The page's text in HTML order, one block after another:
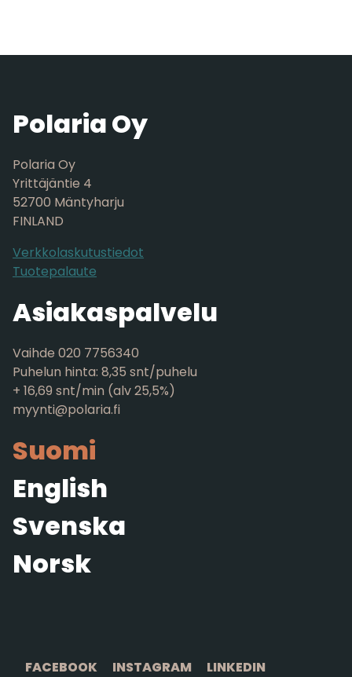
Polaria Oy
Polaria Oy
Yrittäjäntie 4
52700 Mäntyharju
FINLAND
Verkkolaskutustiedot
Tuotepalaute
Asiakaspalvelu
Vaihde 020 7756340
Puhelun hinta: 8,35 snt/puhelu
+ 16,69 snt/min (alv 25,5%)
myynti@polaria.fi
Suomi
English
Svenska
Norsk
FACEBOOK INSTAGRAM LINKEDIN